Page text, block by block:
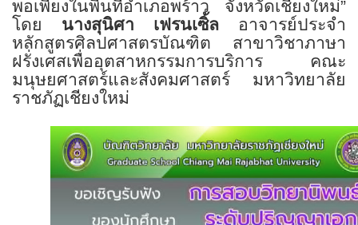
พอเพียงในพื้นที่อำเภอพร้าว จังหวัดเชียงใหม่”
โดย นางสุนิศา เฟรนเซิ้ล อาจารย์ประจำ
หลักสูตรศิลปศาสตรบัณฑิต สาขาวิชาภาษา
ฝรั่งเศสเพื่ออุตสาหกรรมการบริการ คณะ
มนุษยศาสตร์และสังคมศาสตร์ มหาวิทยาลัย
ราชภัฏเชียงใหม่